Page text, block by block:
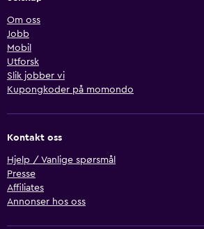
Om oss
Jobb
Mobil
Utforsk
Slik jobber vi
Kupongkoder på momondo
Kontakt oss
Hjelp / Vanlige spørsmål
Presse
Affiliates
Annonser hos oss